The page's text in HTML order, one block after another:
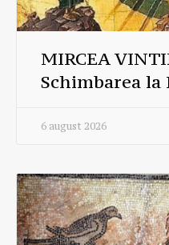
MIRCEA
Schimbarea
6 august 2026